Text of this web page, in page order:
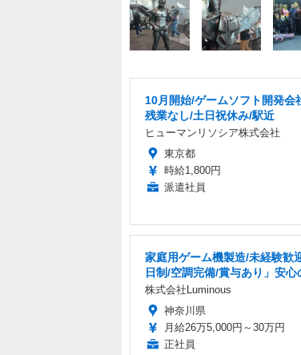
10月開始/ゲームソフト開発会
残業なし/土日祝休み/駅近
ヒューマンリソシア株式会社
東京都
時給1,800円
派遣社員
家庭用ゲーム機製造/未経験歓
日制/空調完備/賞与あり」安
株式会社Luminous
神奈川県
月給26万5,000円～30万円
正社員